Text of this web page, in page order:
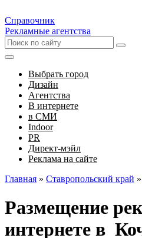
Справочник
Рекламные агентства
Выбрать город
Дизайн
Агентства
В интернете
в СМИ
Indoor
PR
Директ-мэйл
Реклама на сайте
Главная » Ставропольский край »
Размещение
интернете в